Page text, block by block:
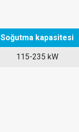
Soğutma kapasitesi
115-235 kW